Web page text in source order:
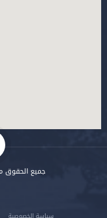
جميع الحقوق